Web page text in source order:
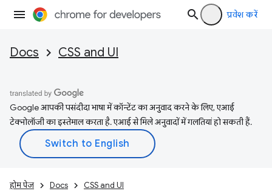
प्रवेश करें
Docs CSS and UI
Google आपकी पसंदीदा भाषा में कॉन्टेंट का अनुवाद करने के लिए, एआई
टेक्नोलॉजी का इस्तेमाल करता है. एआई से मिले अनुवादों में गलतियां हो सकती हैं.
होम पेज Docs CSS and UI